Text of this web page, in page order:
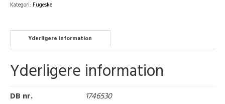
Kategori: Fugeske
Yderligere information
Yderligere information
DB nr.
1746530